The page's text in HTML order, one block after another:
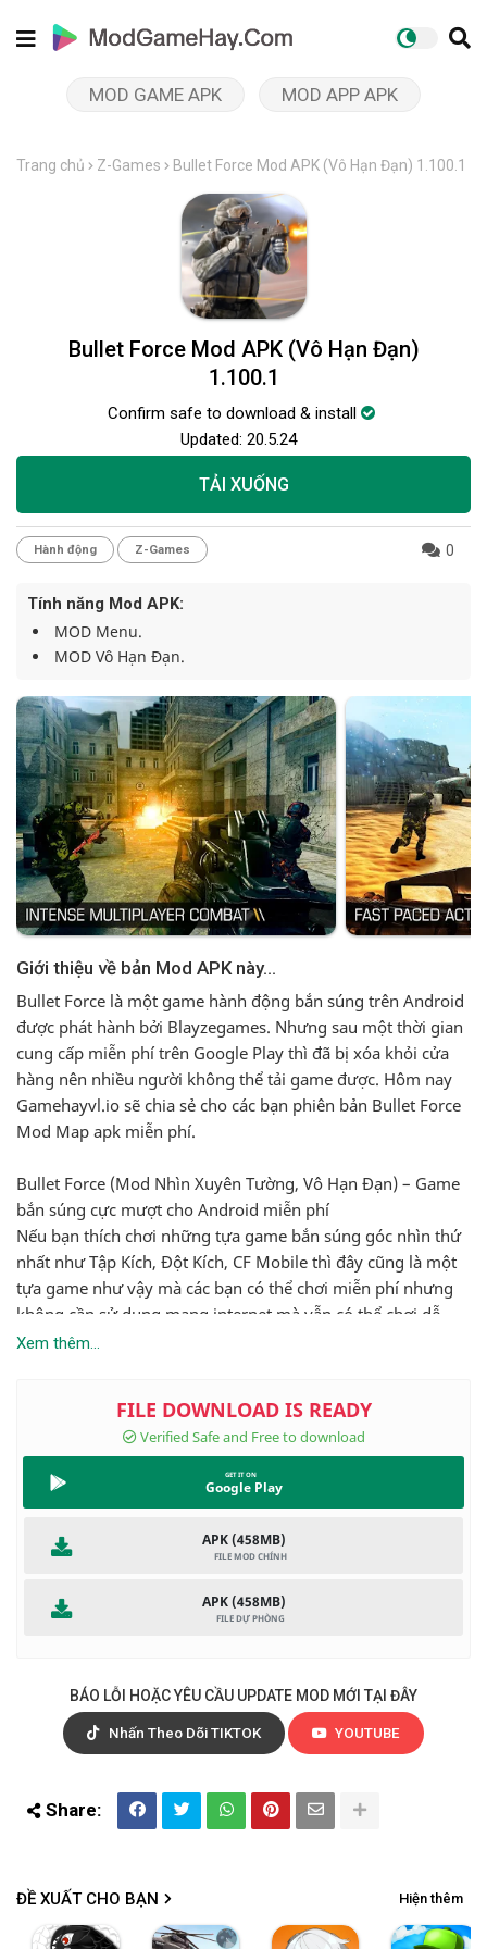
MOD GAME APK MOD APP APK
Trang chủ Z-Games Bullet Force Mod APK (Vô Hạn Đạn) 1.100.1
Bullet Force Mod APK (Vô Hạn Đạn)
1.100.1
Confirm safe to download & install
Updated: 20.5.24
TẢI XUỐNG
Hành động Z-Games 0
Tính năng Mod APK:
MOD Menu.
MOD Vô Hạn Đạn.
Bullet Force là một game hành động bắn súng trên Android
được phát hành bởi Blayzegames. Nhưng sau một thời gian
cung cấp miễn phí trên Google Play thì đã bị xóa khỏi cửa
hàng nên nhiều người không thể tải game được. Hôm nay
Gamehayvl.io sẽ chia sẻ cho các bạn phiên bản Bullet Force
Mod Map apk miễn phí.
Bullet Force (Mod Nhìn Xuyên Tường, Vô Hạn Đạn) – Game
bắn súng cực mượt cho Android miễn phí
Nếu bạn thích chơi những tựa game bắn súng góc nhìn thứ
nhất như Tập Kích, Đột Kích, CF Mobile thì đây cũng là một
tựa game như vậy mà các bạn có thể chơi miễn phí nhưng
không cần sử dụng mạng internet mà vẫn có thể chơi dễ
dàng.
quyền cho lợi thế của trò chơi (chạy nhanh hơn, thời gian tải
lại ngắn hơn và một lần nữa nhiều người khác) là mỗi người
lính / người chơi trong game do đó, một chút độc đáo.
hạn cho người chơi trong một căn phòng – bạn có thể thiết
mật khẩu, hoặc số lượng tối đa của người chơi trong một
căn phòng. Sau mỗi vòng các trò chơi sẽ hiển thị một hộp
Ở phiên bản này MOD gì?
MOD Menu.
Xem thêm...
Google Play
APK (458MB)
APK (458MB)
BÁO LỖI HOẶC YÊU CẦU UPDATE MOD MỚI TẠI ĐÂY
Nhấn Theo Dõi TIKTOK YOUTUBE
ĐỀ XUẤT CHO BẠN Hiện thêm